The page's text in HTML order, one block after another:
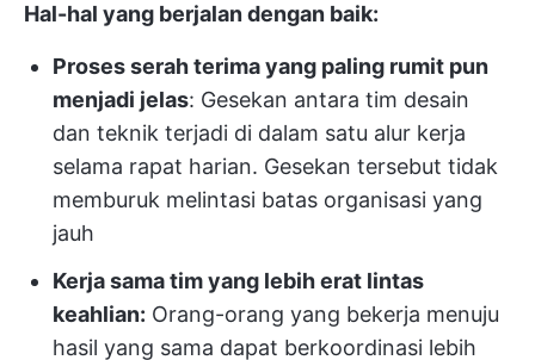
Hal-hal yang berjalan dengan baik:
Proses serah terima yang paling rumit pun
menjadi jelas: Gesekan antara tim desain
dan teknik terjadi di dalam satu alur kerja
selama rapat harian. Gesekan tersebut tidak
memburuk melintasi batas organisasi yang
jauh
Kerja sama tim yang lebih erat lintas
keahlian: Orang-orang yang bekerja menuju
hasil yang sama dapat berkoordinasi lebih